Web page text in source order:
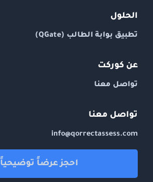
الحلول
تطبيق بوابة الطالب (QGate)
عن كوركت
تواصل معنا
تواصل معنا
info@qorrectassess.com
احجز عرضاً توضيحياً